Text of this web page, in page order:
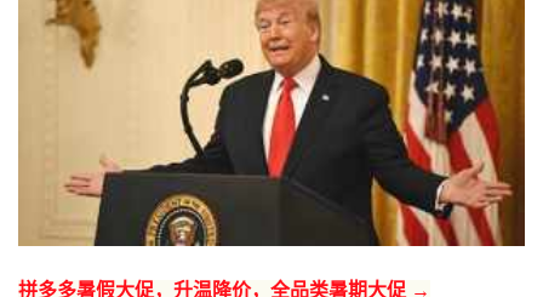
拼多多暑假大促，升温降价，全品类暑期大促 →